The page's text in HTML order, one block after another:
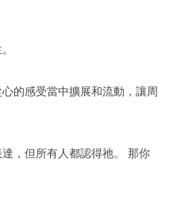
的感受當中擴展和流動，讓周
，但所有人都認得祂。 那你